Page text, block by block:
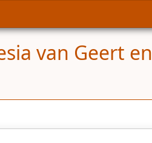
van Geert en
opgelost